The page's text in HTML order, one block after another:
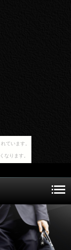
ています。
なります。